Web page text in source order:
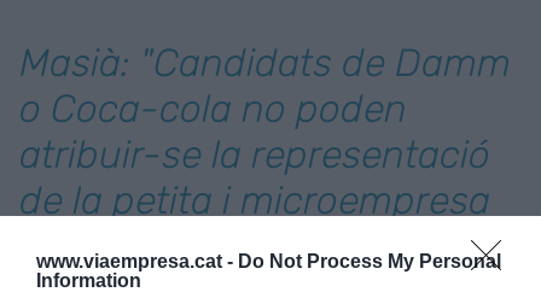
www.viaempresa.cat - Do Not Process My Personal
Information
Masià: "Candidats de Damm
o Coca-cola no poden
atribuir-se la representació
de la petita i microempresa
a Catalunya"